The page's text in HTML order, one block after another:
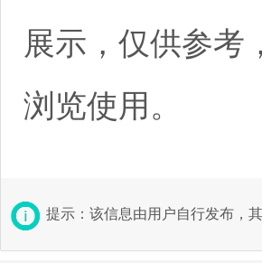
展示，仅供参考
浏览使用。
提示：该信息由用户自行发布，